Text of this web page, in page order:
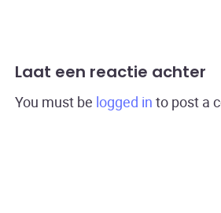
Laat een reactie achter
You must be logged in to post a